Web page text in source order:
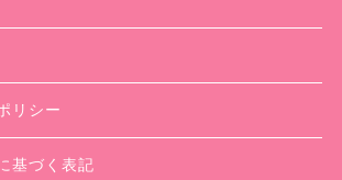
リシー
基づく表記ムービー制作のコツ